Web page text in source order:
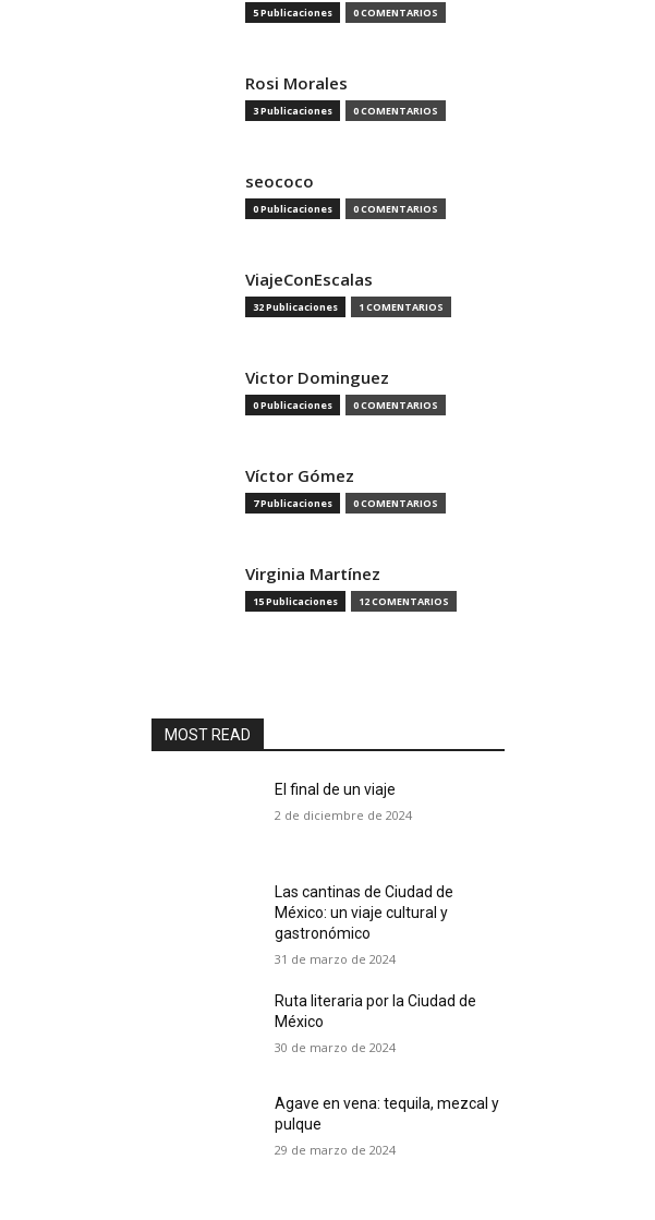
5 Publicaciones 0 COMENTARIOS
Rosi Morales
3 Publicaciones 0 COMENTARIOS
seococo
0 Publicaciones 0 COMENTARIOS
ViajeConEscalas
32 Publicaciones 1 COMENTARIOS
Victor Dominguez
0 Publicaciones 0 COMENTARIOS
Víctor Gómez
7 Publicaciones 0 COMENTARIOS
Virginia Martínez
15 Publicaciones 12 COMENTARIOS
MOST READ
El final de un viaje
2 de diciembre de 2024
Las cantinas de Ciudad de
México: un viaje cultural y
gastronómico
31 de marzo de 2024
Ruta literaria por la Ciudad de
México
30 de marzo de 2024
Agave en vena: tequila, mezcal y
pulque
29 de marzo de 2024